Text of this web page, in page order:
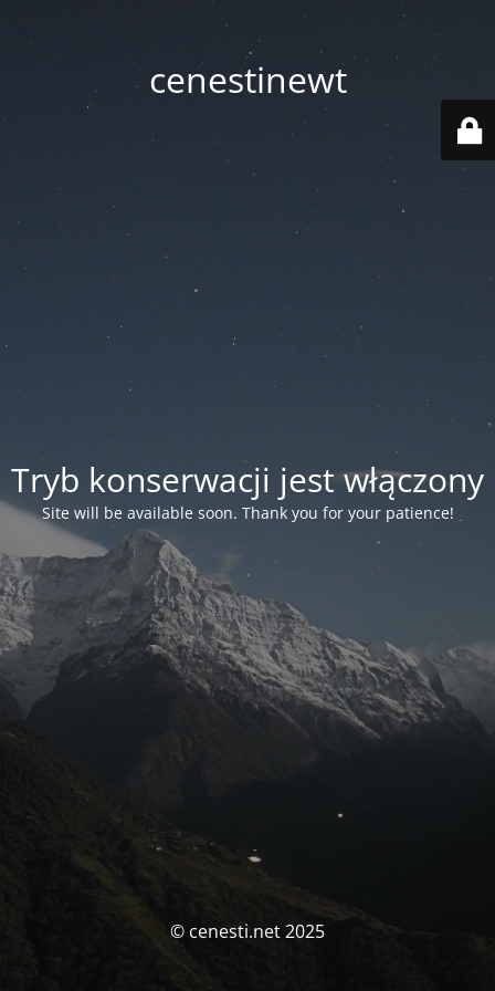
cenestinewt
Tryb konserwacji jest włączony
Site will be available soon. Thank you for your patience!
© cenesti.net 2025